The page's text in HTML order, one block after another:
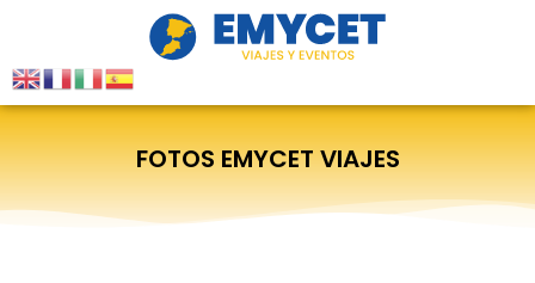
FOTOS EMYCET VIAJES